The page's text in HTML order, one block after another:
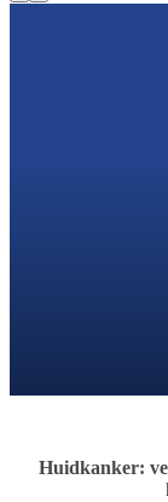
Huidkanker: